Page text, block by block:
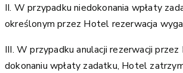
II. W przypadku niedokonania wpłaty
określonym przez Hotel rezerwacja
III. W przypadku anulacji rezerwacji
dokonaniu wpłaty zadatku, Hotel